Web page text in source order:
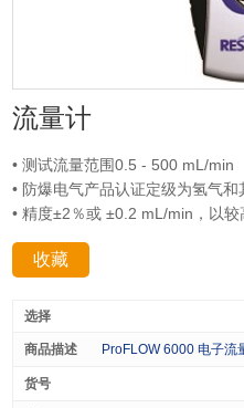
流量计
• 测试流量范围0.5 - 500 mL/min
• 防爆电气产品认证定级为氢气
• 精度±2％或 ±0.2 mL/min，以较
收藏
ProFLOW 6000 电子流量计（包含手提箱）Restek